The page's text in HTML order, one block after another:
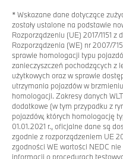
* Wskazane dane dotyczące
zostały ustalone na podstawie
Rozporządzeniu (UE) 2017/1151 z
Rozporządzenia (WE) nr 2007/
sprawie homologacji typu
zanieczyszczeń pochodzących z
użytkowych oraz w sprawie
utrzymania pojazdów w
homologacji. Zakresy danych
dodatkowe (w tym przypadku z
pojazdów, których homologację
01.01.2021 r., oficjalne dane są
zgodnie z rozporządzeniem UE
zgodności WE wartości NEDC
informacji o procedurach